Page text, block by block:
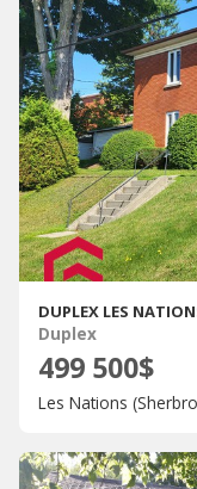
DUPLEX LES
Duplex
499 500$
Les Nations